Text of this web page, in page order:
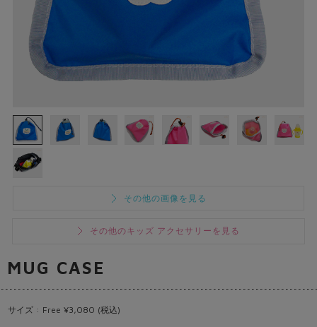
その他の画像を見る
その他のキッズ アクセサリーを見る
MUG CASE
サイズ : Free ¥3,080 (税込)